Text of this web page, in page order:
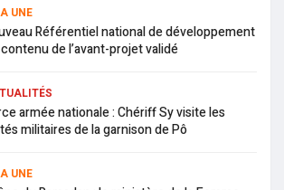
UNE
Référentiel national de développement
de l’avant-projet validé
armée nationale : Chériff Sy visite les
militaires de la garnison de Pô
UNE